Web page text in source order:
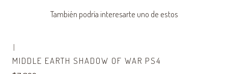
También podría interesarte uno de estos
|
MIDDLE EARTH SHADOW OF WAR PS4